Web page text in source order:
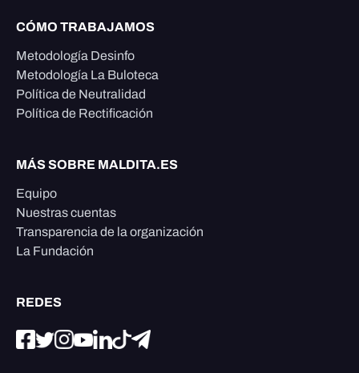
CÓMO TRABAJAMOS
Metodología Desinfo
Metodología La Buloteca
Política de Neutralidad
Política de Rectificación
MÁS SOBRE MALDITA.ES
Equipo
Nuestras cuentas
Transparencia de la organización
La Fundación
REDES